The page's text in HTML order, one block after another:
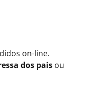
on-line.
dos paisou